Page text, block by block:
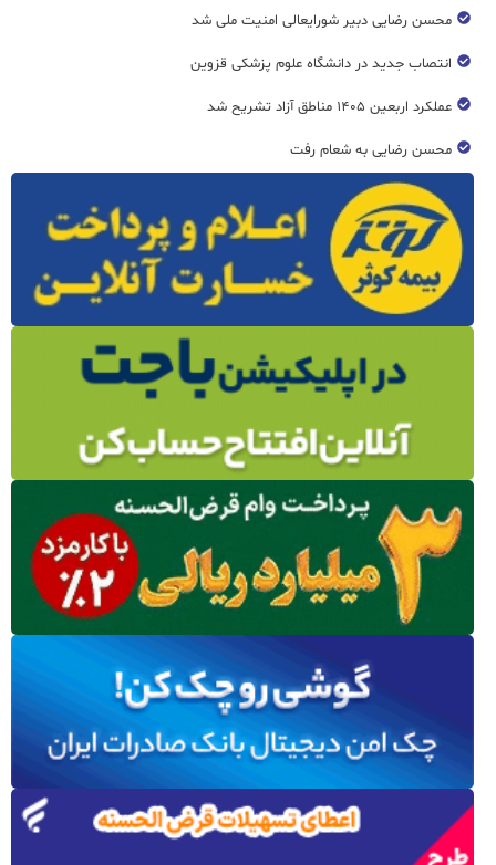
محسن رضایی دبیر شورایعالی امنیت ملی شد
انتصاب جدید در دانشگاه علوم پزشکی قزوین
عملکرد اربعین ۱۴۰۵ مناطق آزاد تشریح شد
محسن رضایی به شعام رفت